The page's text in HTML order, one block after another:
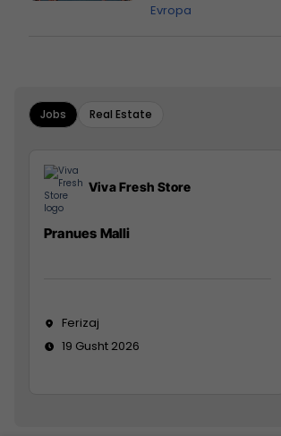
Evropa
Jobs Real Estate
Viva Fresh Store
Pranues Malli
Ferizaj
19 Gusht 2026